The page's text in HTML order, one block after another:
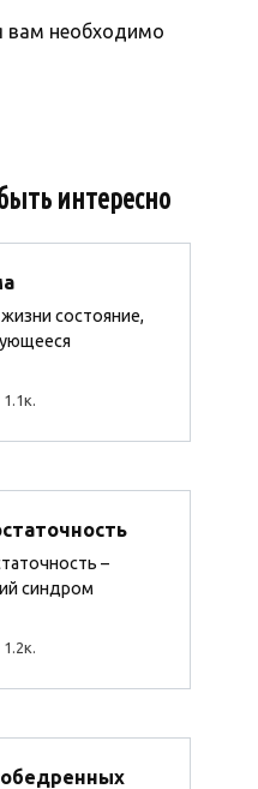
вам необходимо
интересно
состояние,
1.1к.
–
синдром
1.2к.